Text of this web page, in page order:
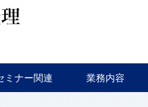
ミナー関連 業務内容